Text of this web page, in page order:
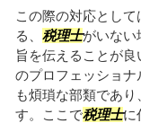
この際の対応として
る、 税理士がいない
旨を伝えることが良
のプロフェッショ
も煩瑣な部類であ
す。ここで税理士に